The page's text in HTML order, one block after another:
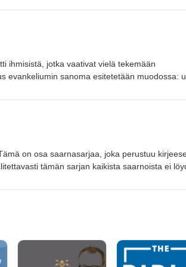
kohtaan olisikin motivaatiomme lähteenä?
p.Ekku, Helmikuu 2022.
ihmisistä, jotka vaativat vielä tekemään
evankeliumin sanoma esitetetään muodossa:
tärkein asia oli Kristuksen tunteminen, ei
osa. Puhuja p.Ekku, tammikuu 2022.
on osa saarnasarjaa, joka perustuu
tämän sarjan kaikista saarnoista ei